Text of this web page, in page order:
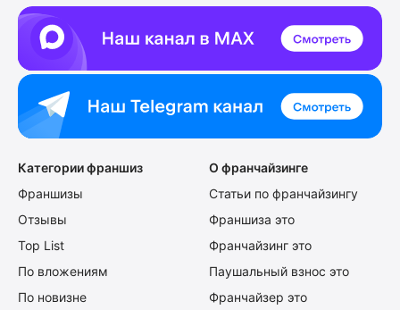
Категории франшиз
Франшизы
Отзывы
Top List
По вложениям
По новизне
О франчайзинге
Статьи по франчайзингу
Франшиза это
Франчайзинг это
Паушальный взнос это
Франчайзер это